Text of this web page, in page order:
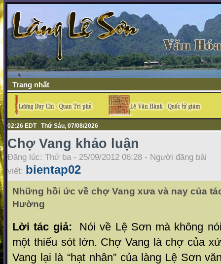
Trang nhất
02:26 EDT Thứ Sáu, 07/08/2026
Chợ Vang khảo luận
Đăng lúc: Thứ ba - 25/09/2012 06:28 - Người đăng bài
viết: bientap02
Những hồi ức về chợ Vang xưa và nay của
Hường
Lời tác giả:
Nói về Lệ Sơn mà không
một thiếu sót lớn. Chợ Vang là chợ của
Vang lại là “hạt nhân” của làng Lệ Sơn